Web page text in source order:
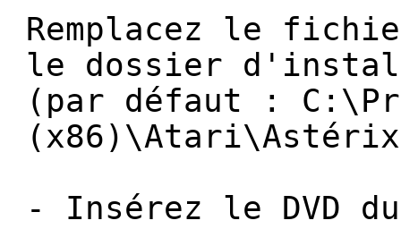
Remplacez le
le dossier
(par défaut :
(x86)\Atari\Astérix
- Insérez le DVD